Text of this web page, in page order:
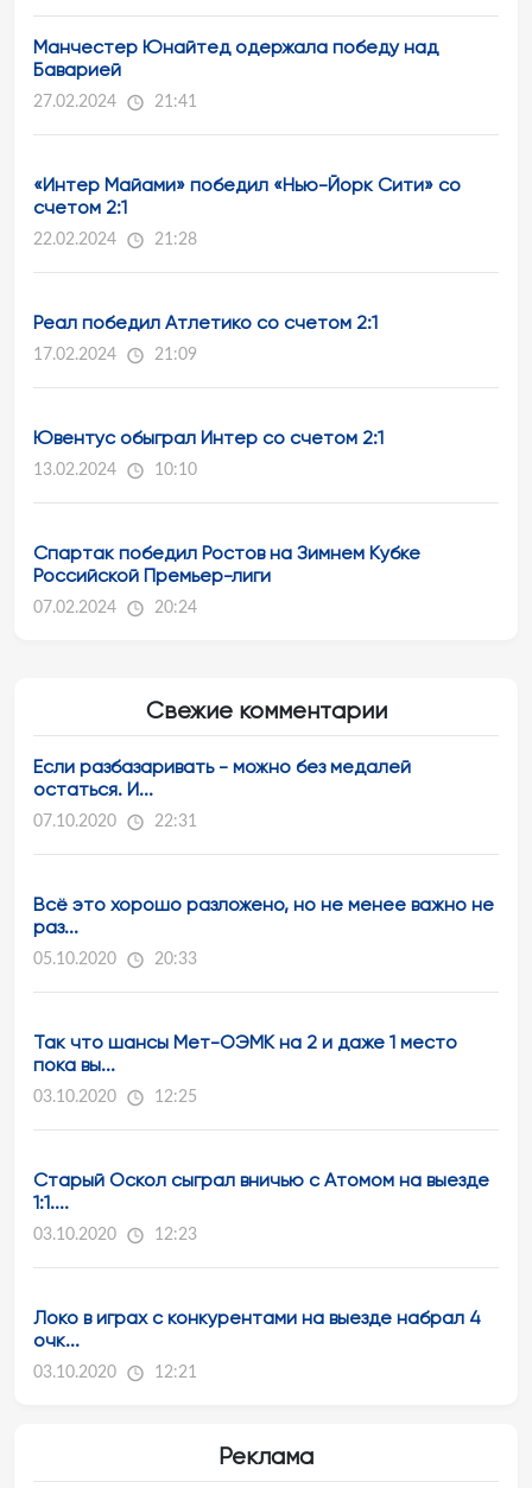
Манчестер Юнайтед одержала победу над
Баварией
27.02.2024 21:41
«Интер Майами» победил «Нью-Йорк Сити» со
счетом 2:1
22.02.2024 21:28
Реал победил Атлетико со счетом 2:1
17.02.2024 21:09
Ювентус обыграл Интер со счетом 2:1
13.02.2024 10:10
Спартак победил Ростов на Зимнем Кубке
Российской Премьер-лиги
07.02.2024 20:24
Свежие комментарии
Если разбазаривать - можно без медалей
остаться. И...
07.10.2020 22:31
Всё это хорошо разложено, но не менее важно не
раз...
05.10.2020 20:33
Так что шансы Мет-ОЭМК на 2 и даже 1 место
пока вы...
03.10.2020 12:25
Старый Оскол сыграл вничью с Атомом на выезде
1:1....
03.10.2020 12:23
Локо в играх с конкурентами на выезде набрал 4
очк...
03.10.2020 12:21
Реклама